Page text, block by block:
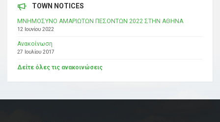
TOWN NOTICES
ΜΝΗΜΟΣΥΝΟ ΑΜΑΡΙΩΤΩΝ ΠΕΣΟΝΤΩΝ 2022 ΣΤΗΝ ΑΘΗΝΑ
12 Ιουνίου 2022
Ανακοίνωση
27 Ιουλίου 2017
Δείτε όλες τις ανακοινώσεις